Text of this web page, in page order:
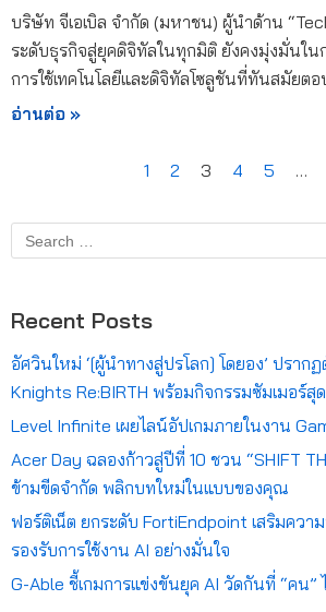
บริษัท จีเอเบิล จำกัด (มหาชน) ผู้นำด้าน
ระดับธุรกิจสู่ยุคดิจิทัลในทุกมิติ ยังคงมุ่งมั่นใน
การใช้เทคโนโลยีและดิจิทัลโซลูชันที่ทันสมัยต
อ่านต่อ »
1 2 3 4 5 …
Recent Posts
อัศวินใหม่ ‘[ผู้นำทางสู่ปรโลก] โดยอง’ ปราก
Knights Re:BIRTH พร้อมกิจกรรมซัมเมอร์สุ
Level Infinite เผยไลน์อัปเกมภายในงาน
Acer Day ฉลองก้าวสู่ปีที่ 10 ชวน “SHIFT
ข้ามขีดจำกัด พลิกบทใหม่ในแบบของคุณ
ฟอร์ติเน็ต ยกระดับ FortiEndpoint เสริมควา
รองรับการใช้งาน AI อย่างมั่นใจ
G-Able ชี้เกมการแข่งขันยุค AI วัดกันที่ “คน” ไ